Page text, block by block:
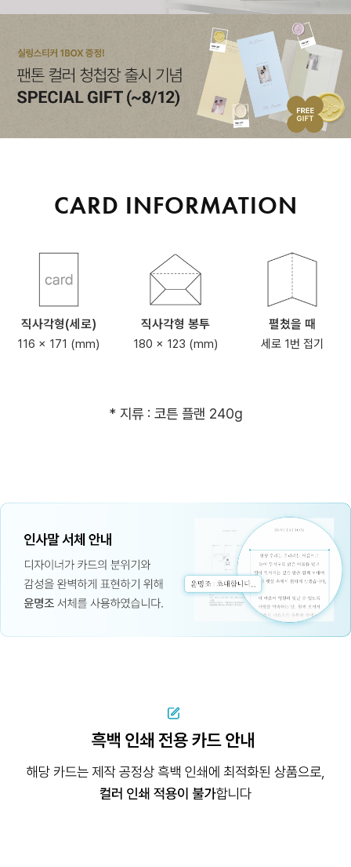
CARD INFORMATION
직사각형(세로)
116 x 171 (mm)
직사각형 봉투
180 x 123 (mm)
펼쳤을 때
세로 1번 접기